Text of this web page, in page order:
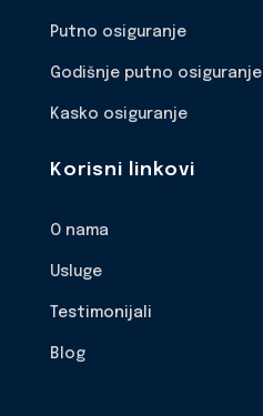
Putno osiguranje
Godišnje putno osiguranje
Kasko osiguranje
Korisni linkovi
O nama
Usluge
Testimonijali
Blog